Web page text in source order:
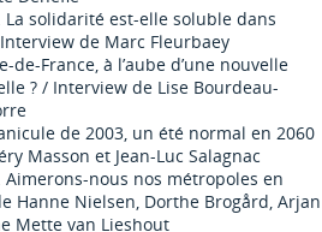
La solidarité est-elle soluble dans
de Marc Fleurbaey
de-France, à l’aube d’une nouvelle
? / Interview de Lise Bourdeau-
de 2003, un été normal en 2060
Masson et Jean-Luc Salagnac
Aimerons-nous nos métropoles en
Hanne Nielsen, Dorthe Brogård, Arjan
Mette van Lieshout